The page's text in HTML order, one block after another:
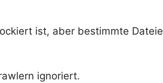
ist, aber bestimmte
ignoriert.